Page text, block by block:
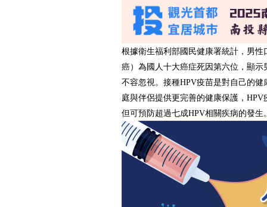
根據衛生福利部國民健康署統計，男
癌）為國人十大癌症死因第六位，顯示
不容忽視。接種HPV疫苗是對自己的
庭與伴侶提供更完善的健康保護，
但可預防超過七成HPV相關疾病的發生